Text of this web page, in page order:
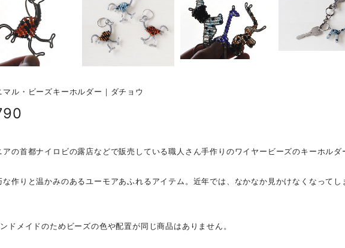
マル・ビーズキーホルダー｜ダチョウ
アの首都ナイロビの露店などで販売している職人さん手作りのワイヤービーズのキーホルダ
な作りと温かみのあるユーモアあふれるアイテム。近年では、なかなか見かけなくなってし
ドメイドのためビーズの色や配置が同じ商品はありません。